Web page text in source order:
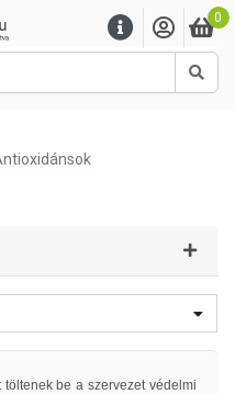
0
be a szervezet védelmi